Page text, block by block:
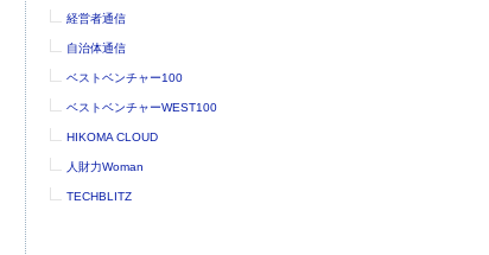
経営者通信
自治体通信
ベストベンチャー100
ベストベンチャーWEST100
HIKOMA CLOUD
人財力Woman
TECHBLITZ